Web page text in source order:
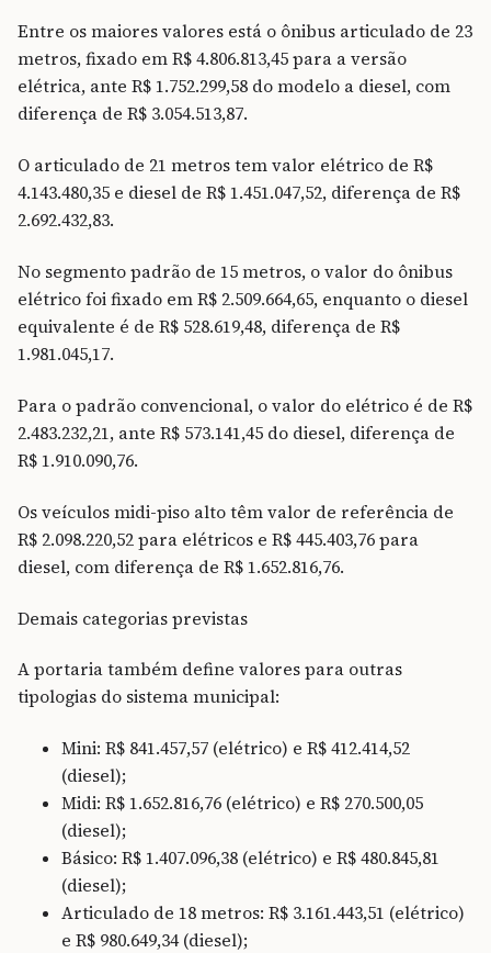
Entre os maiores valores está o ônibus articulado de 23
metros, fixado em R$ 4.806.813,45 para a versão
elétrica, ante R$ 1.752.299,58 do modelo a diesel, com
diferença de R$ 3.054.513,87.
O articulado de 21 metros tem valor elétrico de R$
4.143.480,35 e diesel de R$ 1.451.047,52, diferença de R$
2.692.432,83.
No segmento padrão de 15 metros, o valor do ônibus
elétrico foi fixado em R$ 2.509.664,65, enquanto o diesel
equivalente é de R$ 528.619,48, diferença de R$
1.981.045,17.
Para o padrão convencional, o valor do elétrico é de R$
2.483.232,21, ante R$ 573.141,45 do diesel, diferença de
R$ 1.910.090,76.
Os veículos midi-piso alto têm valor de referência de
R$ 2.098.220,52 para elétricos e R$ 445.403,76 para
diesel, com diferença de R$ 1.652.816,76.
Demais categorias previstas
A portaria também define valores para outras
tipologias do sistema municipal:
Mini: R$ 841.457,57 (elétrico) e R$ 412.414,52
(diesel);
Midi: R$ 1.652.816,76 (elétrico) e R$ 270.500,05
(diesel);
Básico: R$ 1.407.096,38 (elétrico) e R$ 480.845,81
(diesel);
Articulado de 18 metros: R$ 3.161.443,51 (elétrico)
e R$ 980.649,34 (diesel);